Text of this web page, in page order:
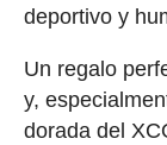
deportivo y
Un regalo
y,
dorada del